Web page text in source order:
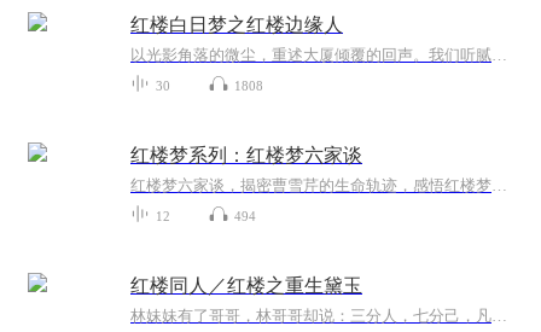
红楼白日梦之红楼边缘人
以光影角落的微尘，重述大厦倾覆的回声。我们听腻了宝黛钗的痴缠，看倦了大观园的盛景，却未曾问过：在金陵绮梦的边缘，那些沉默的、被厌弃的、挣扎求生的人——他们如何爱恨？如何清醒或沉沦？他们心底，是否也燃烧过一片不为人知的荒原？从李纨的枯寂青...
30 1808
红楼梦系列：红楼梦六家谈
红楼梦六家谈，揭密曹雪芹的生命轨迹，感悟红楼梦的艺术魅力。
12 494
红楼同人／红楼之重生黛玉
林妹妹有了哥哥，林哥哥却说：三分人，七分己，凡事还得靠自己。注1：本文浪漫主义！注2：钗黛云三粉，黛玉不恨任何人~注3：本文设定极大，政斗为主线~—————————————二十六换了设备，音质有改善，前面的章节有时间会重录。开始继续更啦，23年...